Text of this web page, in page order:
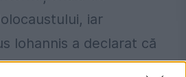
iar
Iohannis a declarat că
victimelor să fie